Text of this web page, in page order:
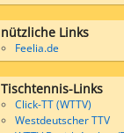
nützliche Links
Feelia.de
Tischtennis-Links
Click-TT (WTTV)
Westdeutscher TTV